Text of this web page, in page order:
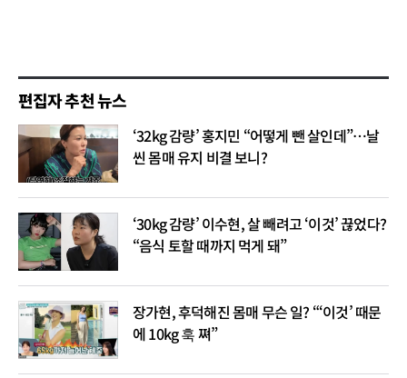
편집자 추천 뉴스
‘32kg 감량’ 홍지민 “어떻게 뺀 살인데”…날
씬 몸매 유지 비결 보니?
‘30kg 감량’ 이수현, 살 빼려고 ‘이것’ 끊었다?
“음식 토할 때까지 먹게 돼”
장가현, 후덕해진 몸매 무슨 일? “‘이것’ 때문
에 10kg 훅 쪄”